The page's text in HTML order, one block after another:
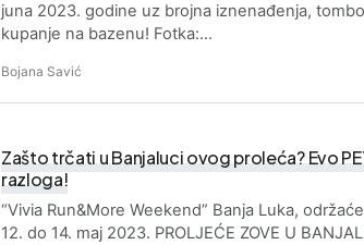
juna 2023. godine uz brojna iznenađenja,
kupanje na bazenu! Fotka:…
Bojana Savić
Zašto trčati u Banjaluci ovog proleća? Evo
razloga!
“Vivia Run&More Weekend” Banja Luka,
12. do 14. maj 2023. PROLJEĆE ZOVE U